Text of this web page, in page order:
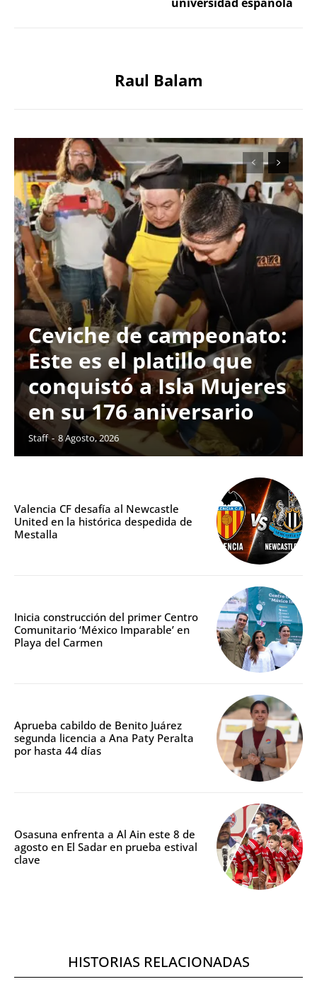
universidad española
Raul Balam
Ceviche de campeonato:
Este es el platillo que
conquistó a Isla Mujeres
en su 176 aniversario
Staff - 8 Agosto, 2026
Valencia CF desafía al Newcastle
United en la histórica despedida de
Mestalla
Inicia construcción del primer Centro
Comunitario ‘México Imparable’ en
Playa del Carmen
Aprueba cabildo de Benito Juárez
segunda licencia a Ana Paty Peralta
por hasta 44 días
Osasuna enfrenta a Al Ain este 8 de
agosto en El Sadar en prueba estival
clave
HISTORIAS RELACIONADAS